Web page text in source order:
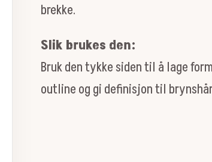
brekke.
Slik brukes den:
Bruk den tykke siden til å lage
outline og gi definisjon til